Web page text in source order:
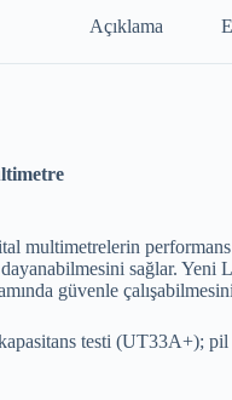
Açıklama
multimetrelerin performans
sağlar.
güvenle
testi (UT33A+);